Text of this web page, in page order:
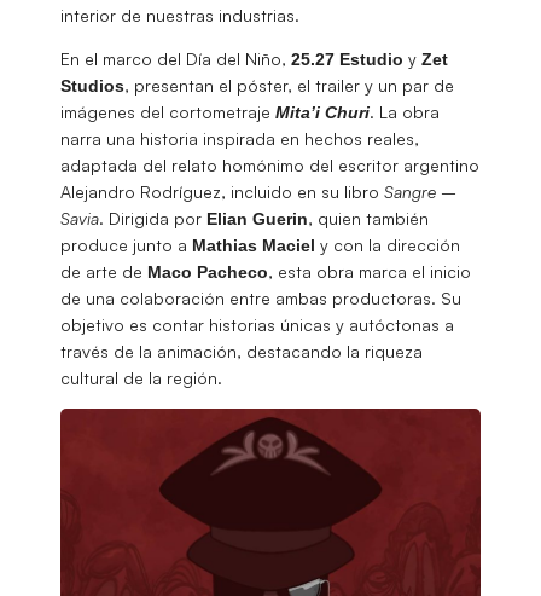
interior de nuestras industrias.
En el marco del Día del Niño, 25.27 Estudio y Zet
Studios, presentan el póster, el trailer y un par de
imágenes del cortometraje Mita’i Churi. La obra
narra una historia inspirada en hechos reales,
adaptada del relato homónimo del escritor argentino
Alejandro Rodríguez, incluido en su libro Sangre –
Savia. Dirigida por Elian Guerin, quien también
produce junto a Mathias Maciel y con la dirección
de arte de Maco Pacheco, esta obra marca el inicio
de una colaboración entre ambas productoras. Su
objetivo es contar historias únicas y autóctonas a
través de la animación, destacando la riqueza
cultural de la región.